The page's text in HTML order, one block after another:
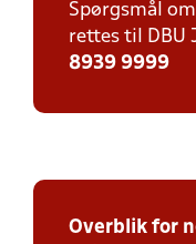
Spørgsmål
rettes til DBU
8939 9999
Overblik for